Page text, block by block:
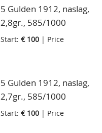
5 Gulden 1912, naslag,
2,8gr., 585/1000
Start: € 100 | Price
5 Gulden 1912, naslag,
2,7gr., 585/1000
Start: € 100 | Price